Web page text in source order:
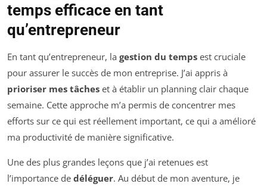
temps efficace en tant
qu’entrepreneur
En tant qu’entrepreneur, la gestion du temps est cruciale
pour assurer le succès de mon entreprise. J’ai appris à
prioriser mes tâches et à établir un planning clair chaque
semaine. Cette approche m’a permis de concentrer mes
efforts sur ce qui est réellement important, ce qui a amélioré
ma productivité de manière significative.
Une des plus grandes leçons que j’ai retenues est
l’importance de déléguer. Au début de mon aventure, je